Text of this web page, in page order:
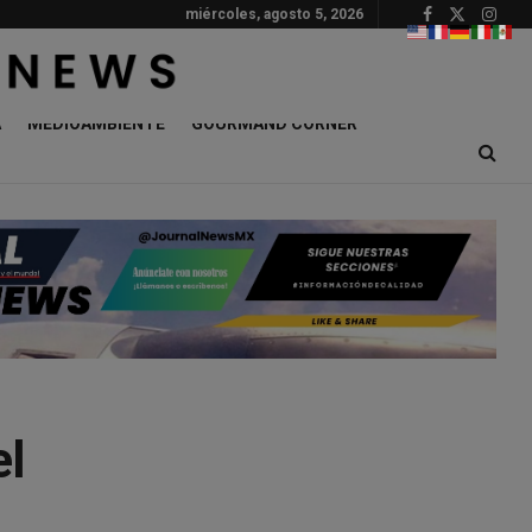
miércoles, agosto 5, 2026
MEDIOAMBIENTE GOURMAND CORNER